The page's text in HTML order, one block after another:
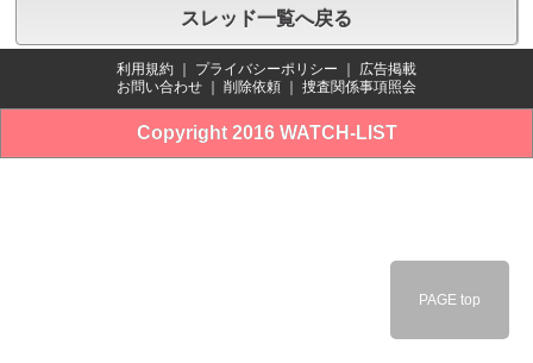
スレッド一覧へ戻る
利用規約 プライバシーポリシー
広告掲載
お問い合わせ
削除依頼 捜査関係事項照会
Copyright 2016 WATCH-LIST
PAGE top